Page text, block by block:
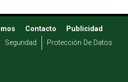
Contacto
Publicidad
Seguridad Protección De Datos